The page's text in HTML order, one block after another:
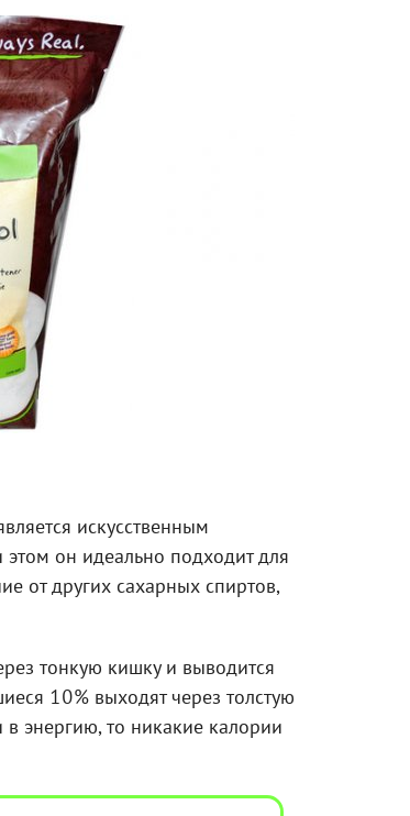
искусственным
этом он идеально подходит для
от других сахарных спиртов,
тонкую кишку и выводится
10% выходят через толстую
энергию, то никакие калории